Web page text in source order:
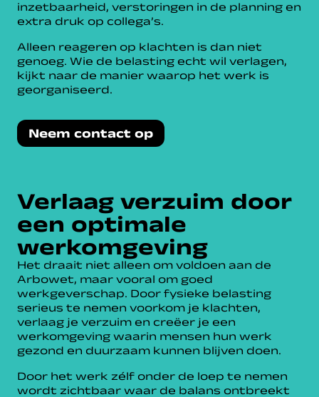
inzetbaarheid, verstoringen in de planning en
extra druk op collega’s.
Alleen reageren op klachten is dan niet
genoeg. Wie de belasting echt wil verlagen,
kijkt naar de manier waarop het werk is
georganiseerd.
Neem contact op
Verlaag verzuim door
een optimale
werkomgeving
Het draait niet alleen om voldoen aan de
Arbowet, maar vooral om goed
werkgeverschap. Door fysieke belasting
serieus te nemen voorkom je klachten,
verlaag je verzuim en creëer je een
werkomgeving waarin mensen hun werk
gezond en duurzaam kunnen blijven doen.
Door het werk zélf onder de loep te nemen
wordt zichtbaar waar de balans ontbreekt